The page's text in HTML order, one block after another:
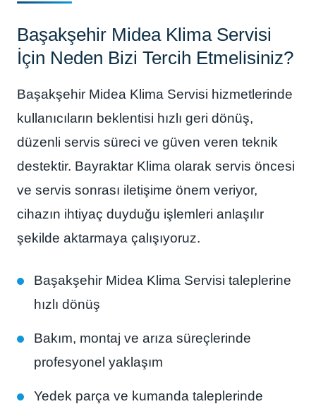
Başakşehir Midea Klima Servisi
İçin Neden Bizi Tercih Etmelisiniz?
Başakşehir Midea Klima Servisi hizmetlerinde
kullanıcıların beklentisi hızlı geri dönüş,
düzenli servis süreci ve güven veren teknik
destektir. Bayraktar Klima olarak servis öncesi
ve servis sonrası iletişime önem veriyor,
cihazın ihtiyaç duyduğu işlemleri anlaşılır
şekilde aktarmaya çalışıyoruz.
Başakşehir Midea Klima Servisi taleplerine
hızlı dönüş
Bakım, montaj ve arıza süreçlerinde
profesyonel yaklaşım
Yedek parça ve kumanda taleplerinde